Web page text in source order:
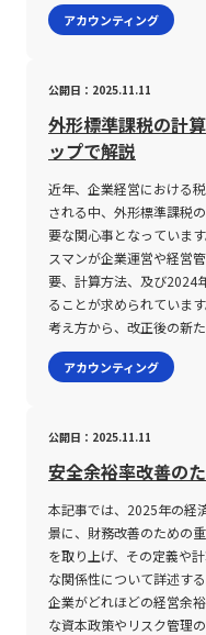
に、企業買収や合併に伴
で、買収後の事業の収益
る必要があります。こう
ことが、経営判断の誤り
えるでしょう。 さらに、EVAは単年度での評価指標であるため、長
期的な視点からの投資判
在価値）やフリーキャッ
短期的なパフォーマンス
や成長の持続性を評価す
め、経営陣はEVAを含む
法を採用することで、企
現することが求められます。 また、EVAはその計算過程に
れるという側面も持って
グローバル企業や多角化
の適正な評価が不可欠で
討が要求されるのです。 まとめ 経済付加価値（EVA）は、資本コ
ストを織り込んだ真の収
て、2025年の経営環境に
ます。従来の会計指標で
営業利益から資本コスト
いアプローチで評価する
な株主価値向上にも寄与
るために用いられます。
ます。これは、設備投資
を除外して、企業本来の
す。 さらに、EBITDAは、
う企業間の比較において
利、さらには減価償却の
だけでは直接比較が難し
いることで、より公平な
とEBITDAは、どちらも企
重要な指標であり、その
には資金調達手法などの要因が影響し
点 EBITおよびEBITDAはいずれも企業評価における有力な数値指標
ですが、それぞれの指標
EBITに関しては、支払利
る場合があります。こう
に経営の効率性が低く見
中である点を踏まえた評
で会計上の利益を示すも
一時的な費用、特別損益
が必要です。たとえば、
金利が大きく負担となり
ケースが考えられます。
EBITの数値を単独で判断
る。 また、収益性向上や
費（SG&A）とは 販売費および一般管理費（SG&A）は、企業が製
品やサービスを市場に提
ス、ならびに日常の運営
の内訳には、直接的な生
ティング費、管理職およ
ィス賃料、さらには水道
なお、SG&Aは売上原価
産や仕入に直接関係する
（R&D）や減価償却費に
が多い。 このため、
動費、ひいては半変動費
れる。 例えば、基本給や
営業手数料や配送費など
額を正確に把握すること
比率）を計算する上でも
全性を測る重要な指標と
る。 加えて、SG&Aは売
収益性やコスト管理の効
的に成長するためには、
理解し、経費削減の余地
売費および一般管理費（SG&A）の注意
分析に関して、いくつか
アカウンティング
公開日：2025.11.11
外形標準課税の計
ップで解説
近年、企業経営における
される中、外形標準課税
要な関心事となっていま
スマンが企業運営や経営
要、計算方法、及び2024
ることが求められていま
考え方から、改正後の新
計処理や電子申告の実務
に解説します。また、具
目的としています。 外形標準課税とは 外形標準課税制度は、法人
事業税の算定において、
仕組みです。もともとは
公平な税負担を実現する
ました。従来の法人事業
行われるため、赤字企業
政サービスを享受しなが
ました。この点を是正す
アカウンティング
公開日：2025.11.11
安全余裕率改善の
本記事では、2025年の経
景に、財務改善のための
を取り上げ、その定義や
な関係性について詳述す
企業がどれほどの経営余
な資本政策やリスク管理